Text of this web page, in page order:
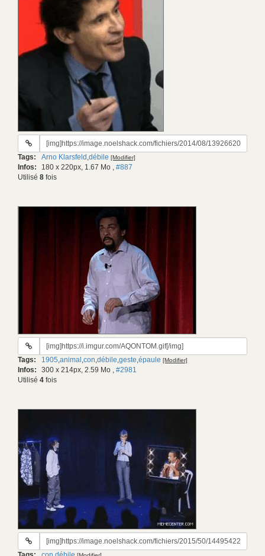
URL
gif:
Tags: Arno Klarsfeld ,débile [Modifier]
Infos: 180 x 220px, 1.67 Mo , #887
Utilisé 8 fois
URL
gif:
Tags: 1905,animal ,con,débile,geste,épaule [Modifier]
Infos: 300 x 214px, 2.59 Mo , #2981
Utilisé 4 fois
URL